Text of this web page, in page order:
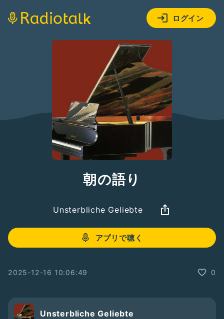
ログイン
朝の語り
Unsterbliche Geliebte
アプリで聴く
2025-12-16 10:06:49 0
Unsterbliche Geliebte